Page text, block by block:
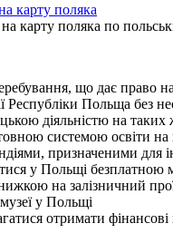
карту поляка
карту поляка по
що дає право
Республіки Польща без
діяльністю на таких
системою освіти на
призначеними для
у Польщі безплатною
на залізничний
у Польщі
отримати